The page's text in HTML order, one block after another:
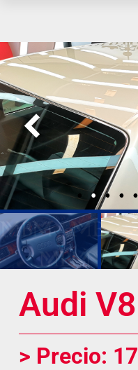
Audi
> Precio: